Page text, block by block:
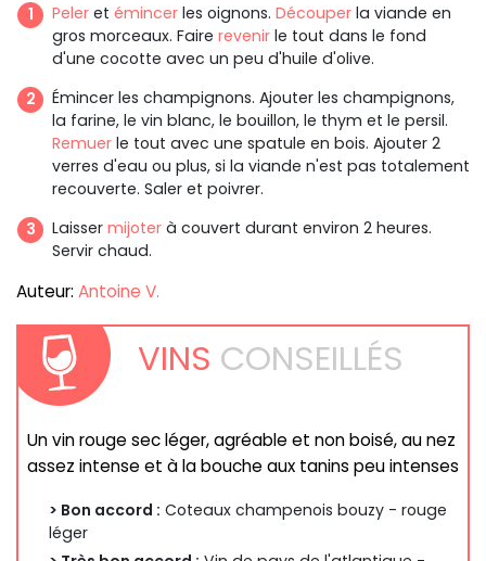
Peler et émincer les oignons. Découper la viande en
gros morceaux. Faire revenir le tout dans le fond
d'une cocotte avec un peu d'huile d'olive.
Émincer les champignons. Ajouter les champignons,
la farine, le vin blanc, le bouillon, le thym et le persil.
Remuer le tout avec une spatule en bois. Ajouter 2
verres d'eau ou plus, si la viande n'est pas totalement
recouverte. Saler et poivrer.
Laisser mijoter à couvert durant environ 2 heures.
Servir chaud.
Auteur: Antoine V.
VINS CONSEILLÉS
Un vin rouge sec léger, agréable et non boisé, au nez
assez intense et à la bouche aux tanins peu intenses
> Bon accord : Coteaux champenois bouzy - rouge
léger